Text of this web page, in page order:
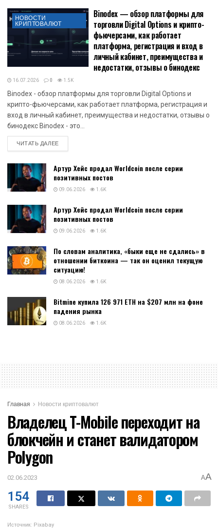
НОВОСТИ
КРИПТОВАЛЮТ
Binodex — обзор платформы для
торговли Digital Options и крипто-
фьючерсами, как работает
платформа, регистрация и вход в
личный кабинет, преимущества и
недостатки, отзывы о бинодекс
16.07.2026 0 1.5K
Binodex - обзор платформы для торговли Digital Options и
крипто-фьючерсами, как работает платформа, регистрация и
вход в личный кабинет, преимущества и недостатки, отзывы о
бинодекс Binodex - это...
ЧИТАТЬ ДАЛЕЕDETAILS
Артур Хейс продал Worldcoin после серии
позитивных постов
09.06.2026 1.6K
Артур Хейс продал Worldcoin после серии
позитивных постов
09.06.2026 1.6K
По словам аналитика, «быки еще не сдались» в
отношении биткоина — так он оценил текущую
ситуацию!
08.06.2026 1.6K
Bitmine купила 126 971 ETH на $207 млн на фоне
падения рынка
08.06.2026 1.6K
Главная Новости криптовалют
Владелец T-Mobile переходит на
блокчейн и станет валидатором
Polygon
02.06.2023 AA
154
SHARES
Источник: Pixabay